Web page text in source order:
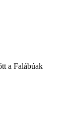
a Falábúak